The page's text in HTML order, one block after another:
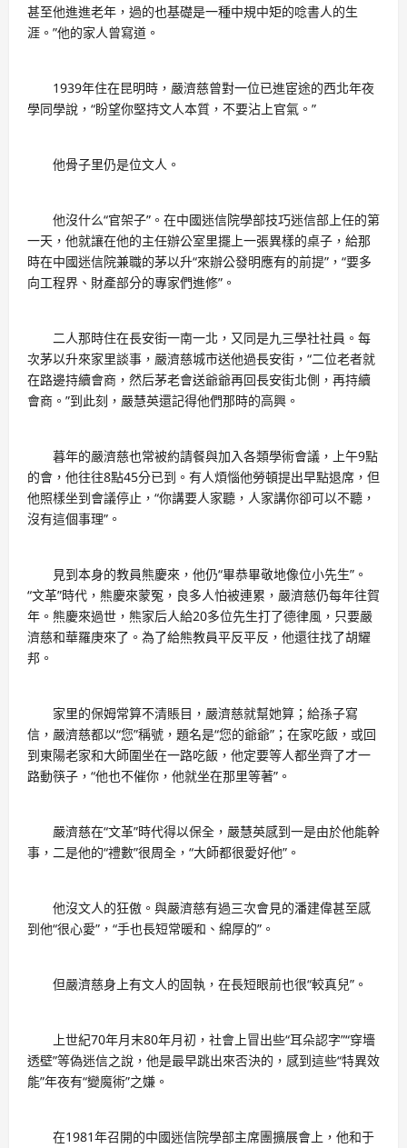
甚至他進進老年，過的也基礎是一種中規中矩的唸書人的生
涯。”他的家人曾寫道。
1939年住在昆明時，嚴濟慈曾對一位已進宦途的西北年夜
學同學說，“盼望你堅持文人本質，不要沾上官氣。”
他骨子里仍是位文人。
他沒什么“官架子”。在中國迷信院學部技巧迷信部上任的第
一天，他就讓在他的主任辦公室里擺上一張異樣的桌子，給那
時在中國迷信院兼職的茅以升“來辦公發明應有的前提”，“要多
向工程界、財產部分的專家們進修”。
二人那時住在長安街一南一北，又同是九三學社社員。每
次茅以升來家里談事，嚴濟慈城市送他過長安街，“二位老者就
在路邊持續會商，然后茅老會送爺爺再回長安街北側，再持續
會商。”到此刻，嚴慧英還記得他們那時的高興。
暮年的嚴濟慈也常被約請餐與加入各類學術會議，上午9點
的會，他往往8點45分已到。有人煩惱他勞頓提出早點退席，但
他照樣坐到會議停止，“你講要人家聽，人家講你卻可以不聽，
沒有這個事理”。
見到本身的教員熊慶來，他仍“畢恭畢敬地像位小先生”。
“文革”時代，熊慶來蒙冤，良多人怕被連累，嚴濟慈仍每年往賀
年。熊慶來過世，熊家后人給20多位先生打了德律風，只要嚴
濟慈和華羅庚來了。為了給熊教員平反平反，他還往找了胡耀
邦。
家里的保姆常算不清賬目，嚴濟慈就幫她算；給孫子寫
信，嚴濟慈都以“您”稱號，題名是“您的爺爺”；在家吃飯，或回
到東陽老家和大師圍坐在一路吃飯，他定要等人都坐齊了才一
路動筷子，“他也不催你，他就坐在那里等著”。
嚴濟慈在“文革”時代得以保全，嚴慧英感到一是由於他能幹
事，二是他的“禮數”很周全，“大師都很愛好他”。
他沒文人的狂傲。與嚴濟慈有過三次會見的潘建偉甚至感
到他“很心愛”，“手也長短常暖和、綿厚的”。
但嚴濟慈身上有文人的固執，在長短眼前也很“較真兒”。
上世紀70年月末80年月初，社會上冒出些“耳朵認字”“穿墻
透壁”等偽迷信之說，他是最早跳出來否決的，感到這些“特異效
能”年夜有“變魔術”之嫌。
在1981年召開的中國迷信院學部主席團擴展會上，他和于